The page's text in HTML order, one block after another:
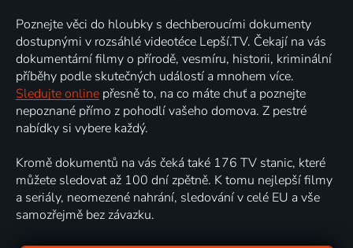
Poznejte věci do hloubky s dechberoucími dokumenty
dostupnými v rozsáhlé videotéce Lepší.TV. Čekají na vás
dokumentární filmy o přírodě, vesmíru, historii, kriminální
příběhy podle skutečných událostí a mnohem více.
Sledujte online přesně to, na co máte chuť a poznejte
nepoznané přímo z pohodlí vašeho domova. Z pestré
nabídky si vybere každý.
Kromě dokumentů na vás čeká také 176 TV stanic, které
můžete sledovat až 100 dní zpětně. K tomu nejlepší filmy
a seriály, neomezené nahrání, sledování v celé EU a vše
samozřejmě bez závazku.